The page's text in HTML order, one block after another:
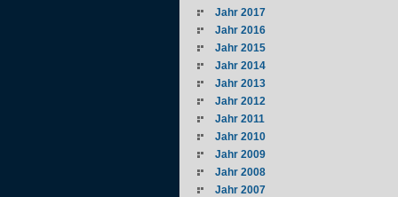
Jahr 2017
Jahr 2016
Jahr 2015
Jahr 2014
Jahr 2013
Jahr 2012
Jahr 2011
Jahr 2010
Jahr 2009
Jahr 2008
Jahr 2007